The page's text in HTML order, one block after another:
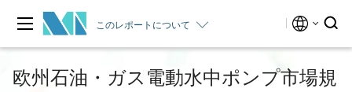
このレポートについて
欧州石油・ガス電動水中ポンプ市場規